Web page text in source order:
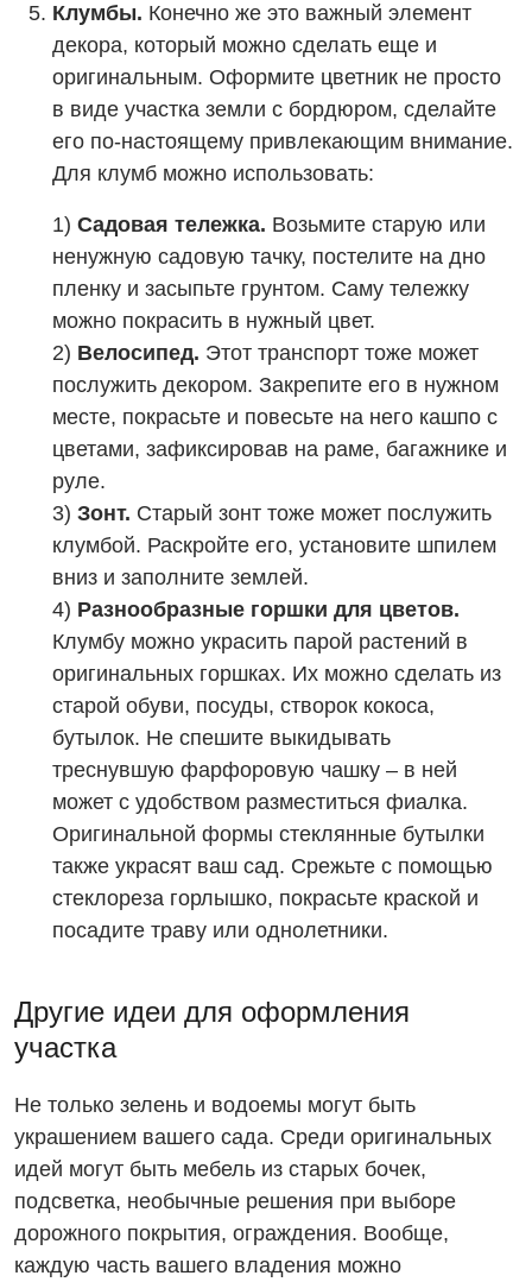
Клумбы. Конечно же это важный элемент
декора, который можно сделать еще и
оригинальным. Оформите цветник не просто
в виде участка земли с бордюром, сделайте
его по-настоящему привлекающим внимание.
Для клумб можно использовать:
1) Садовая тележка. Возьмите старую или
ненужную садовую тачку, постелите на дно
пленку и засыпьте грунтом. Саму тележку
можно покрасить в нужный цвет.
2) Велосипед. Этот транспорт тоже может
послужить декором. Закрепите его в нужном
месте, покрасьте и повесьте на него кашпо с
цветами, зафиксировав на раме, багажнике и
руле.
3) Зонт. Старый зонт тоже может послужить
клумбой. Раскройте его, установите шпилем
вниз и заполните землей.
4) Разнообразные горшки для цветов.
Клумбу можно украсить парой растений в
оригинальных горшках. Их можно сделать из
старой обуви, посуды, створок кокоса,
бутылок. Не спешите выкидывать
треснувшую фарфоровую чашку – в ней
может с удобством разместиться фиалка.
Оригинальной формы стеклянные бутылки
также украсят ваш сад. Срежьте с помощью
стеклореза горлышко, покрасьте краской и
посадите траву или однолетники.
Другие идеи для оформления
участка
Не только зелень и водоемы могут быть
украшением вашего сада. Среди оригинальных
идей могут быть мебель из старых бочек,
подсветка, необычные решения при выборе
дорожного покрытия, ограждения. Вообще,
каждую часть вашего владения можно